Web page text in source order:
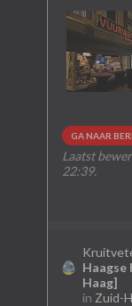
GA NAAR
Laatst
22:39.
Haagse
Haag]
in Zuid-